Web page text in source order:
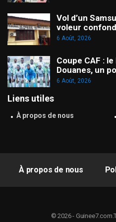
Vol d’un
voleur
6 Août, 2026
Coupe CAF : le
Douanes, un
6 Août, 2026
Liens utiles
À propos de nous
À propos de nous
© 2026 -